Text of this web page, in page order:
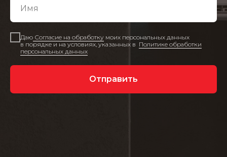
Даю Согласие на обработку моих персональных данных
в порядке и на условиях, указанных в Политике обработки
персональных данных
Отправить